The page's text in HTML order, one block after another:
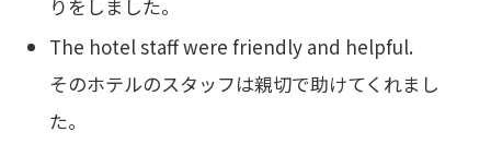
りをしました。
The hotel staff were friendly and helpful.
そのホテルのスタッフは親切で助けてくれまし
た。